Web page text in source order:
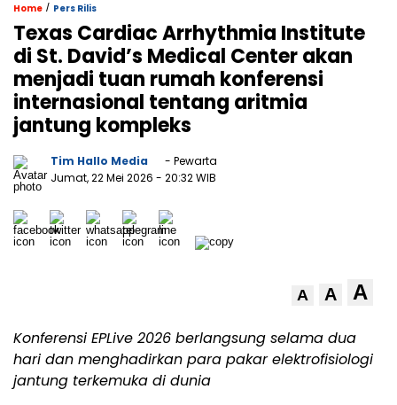
Home / Pers Rilis
Texas Cardiac Arrhythmia Institute
di St. David’s Medical Center akan
menjadi tuan rumah konferensi
internasional tentang aritmia
jantung kompleks
Tim Hallo Media
- Pewarta
Jumat, 22 Mei 2026 - 20:32 WIB
A A A
Konferensi EPLive 2026 berlangsung selama dua
hari dan menghadirkan para pakar elektrofisiologi
jantung terkemuka di dunia